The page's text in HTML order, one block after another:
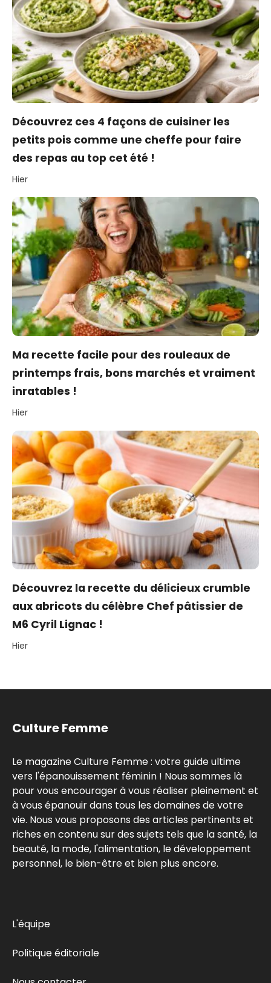
Découvrez ces 4 façons de cuisiner les
petits pois comme une cheffe pour faire
des repas au top cet été !
Hier
Ma recette facile pour des rouleaux de
printemps frais, bons marchés et vraiment
inratables !
Hier
Découvrez la recette du délicieux crumble
aux abricots du célèbre Chef pâtissier de
M6 Cyril Lignac !
Hier
Culture Femme
Le magazine Culture Femme : votre guide ultime
vers l'épanouissement féminin ! Nous sommes là
pour vous encourager à vous réaliser pleinement et
à vous épanouir dans tous les domaines de votre
vie. Nous vous proposons des articles pertinents et
riches en contenu sur des sujets tels que la santé, la
beauté, la mode, l'alimentation, le développement
personnel, le bien-être et bien plus encore.
L'équipe
Politique éditoriale